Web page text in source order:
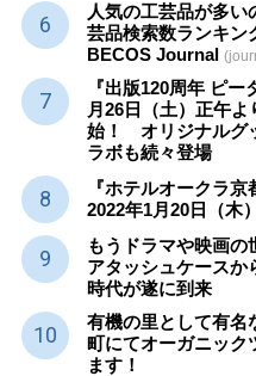
人気の工芸品が多
芸品検索数ランキン
BECOS Journal
『出版120周年 ピ
月26日（土）正午よ
始！ オリジナルグ
ラボも続々登場
『ホテルオークラ
2022年1月20日（木
もうドラマや映画の
アタッシュケースか
時代が遂に到来
有機の里として有名
町にてオーガニック
ます！